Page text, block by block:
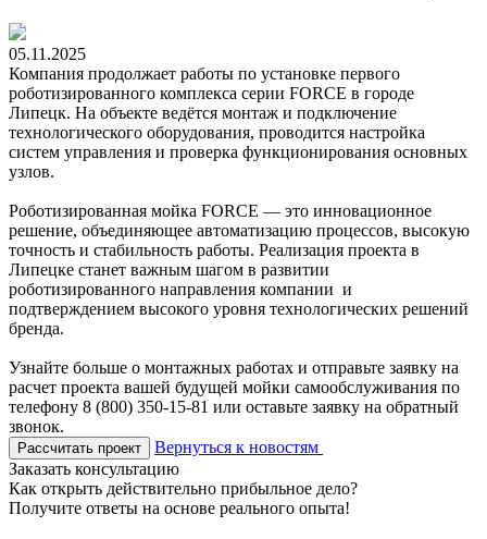
05.11.2025
Компания продолжает работы по установке первого
роботизированного комплекса серии FORCE в городе
Липецк. На объекте ведётся монтаж и подключение
технологического оборудования, проводится настройка
систем управления и проверка функционирования основных
узлов.
Роботизированная мойка FORCE — это инновационное
решение, объединяющее автоматизацию процессов, высокую
точность и стабильность работы. Реализация проекта в
Липецке станет важным шагом в развитии
роботизированного направления компании и
подтверждением высокого уровня технологических решений
бренда.
Узнайте больше о монтажных работах и отправьте заявку на
расчет проекта вашей будущей мойки самообслуживания по
телефону 8 (800) 350-15-81 или оставьте заявку на обратный
звонок.
Рассчитать проект
Вернуться к новостям
Заказать консультацию
Как открыть действительно прибыльное дело?
Получите ответы на основе реального опыта!